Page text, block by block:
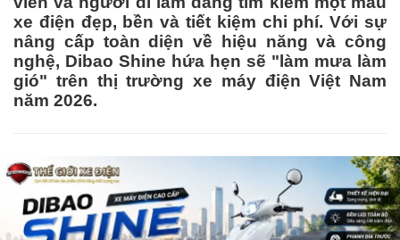
xe điện đẹp, bền và tiết kiệm chi phí. Với sự
nâng cấp toàn diện về hiệu năng và công
nghệ, Dibao Shine hứa hẹn sẽ "làm mưa làm
gió" trên thị trường xe máy điện Việt Nam
năm 2026.